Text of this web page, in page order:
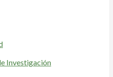
Investigación